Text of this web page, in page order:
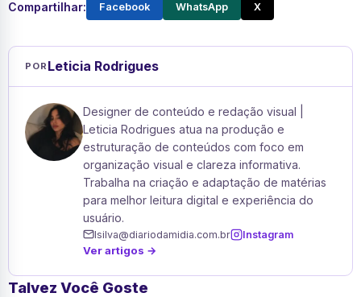
Compartilhar: Facebook WhatsApp X
POR Leticia Rodrigues
Designer de conteúdo e redação visual |
Leticia Rodrigues atua na produção e
estruturação de conteúdos com foco em
organização visual e clareza informativa.
Trabalha na criação e adaptação de matérias
para melhor leitura digital e experiência do
usuário.
lsilva@diariodamidia.com.br Instagram
Ver artigos →
Talvez Você Goste